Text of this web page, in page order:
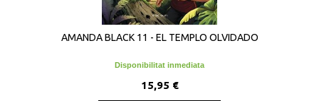
AMANDA BLACK 11 - EL TEMPLO OLVIDADO
Disponibilitat inmediata
15,95 €